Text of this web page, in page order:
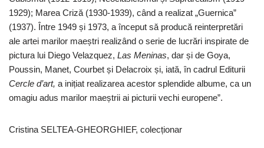
1929); Marea Criză (1930-1939), când a realizat „Guernica”
(1937). Între 1949 și 1973, a început să producă reinterpretări
ale artei marilor maeștri realizând o serie de lucrări inspirate de
pictura lui Diego Velazquez, Las Meninas, dar și de Goya,
Poussin, Manet, Courbet și Delacroix și, iată, în cadrul Editurii
Cercle d’art, a inițiat realizarea acestor splendide albume, ca un
omagiu adus marilor maeștrii ai picturii vechi europene”.
Cristina SELTEA-GHEORGHIEF, colecționar